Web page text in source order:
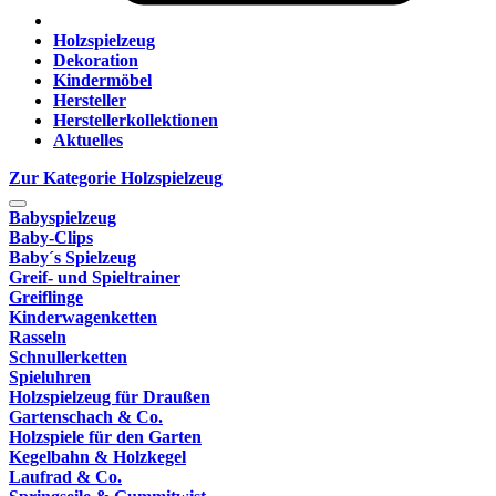
Holzspielzeug
Dekoration
Kindermöbel
Hersteller
Herstellerkollektionen
Aktuelles
Zur Kategorie Holzspielzeug
Babyspielzeug
Baby-Clips
Baby´s Spielzeug
Greif- und Spieltrainer
Greiflinge
Kinderwagenketten
Rasseln
Schnullerketten
Spieluhren
Holzspielzeug für Draußen
Gartenschach & Co.
Holzspiele für den Garten
Kegelbahn & Holzkegel
Laufrad & Co.